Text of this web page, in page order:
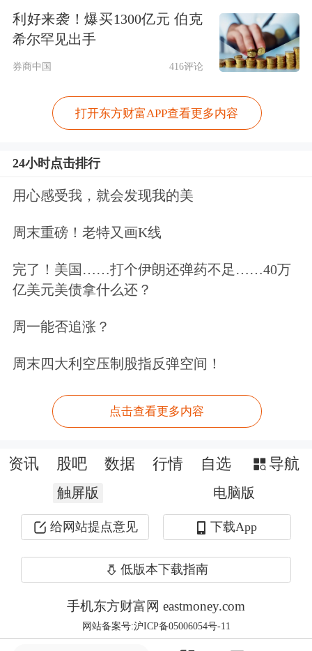
停，山东黄金涨超9%，赤峰黄金涨超
8%，中金黄金 湖南黄金、紫金矿
业、嘉欣丝绸 等个股纷纷跟涨。
航空股等则纷纷下跌。截至午间收盘，
申万航空运输行业指数跌1.92%，板块
内，中国国航 跌超3%， 东方航空
对于人民币汇率今日破七，央行早间快
速回应称，受单边主义和贸易保护主义
7元，但人民币对一篮子货币继续保持
稳定和强势，这是市场供求和国际汇市
波动的反映。
央行负责人称，“需要说明的是，人民
利好来袭！爆买1300亿元 伯克
希尔罕见出手
券商中国 416评论
打开东方财富APP查看更多内容
24小时点击排行
用心感受我，就会发现我的美
周末重磅！老特又画K线
完了！美国……打个伊朗还弹药不足……40万
亿美元美债拿什么还？
周一能否追涨？
周末四大利空压制股指反弹空间！
点击查看更多内容
资讯 股吧 数据 行情 自选 导航
触屏版 电脑版
给网站提点意见 下载App
低版本下载指南
手机东方财富网 eastmoney.com
网站备案号:沪ICP备05006054号-11